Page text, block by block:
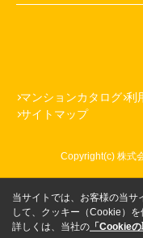
マンションカタログ 利
サイトマップ
Copyright(c) 株式
当サイトでは、お客様の当サ
して、クッキー（Cookie）を
詳しくは、当社の 「Cookie